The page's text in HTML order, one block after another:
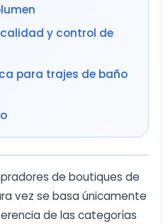
y control de
para trajes de baño
de boutiques de
vez se basa únicamente
de las categorías